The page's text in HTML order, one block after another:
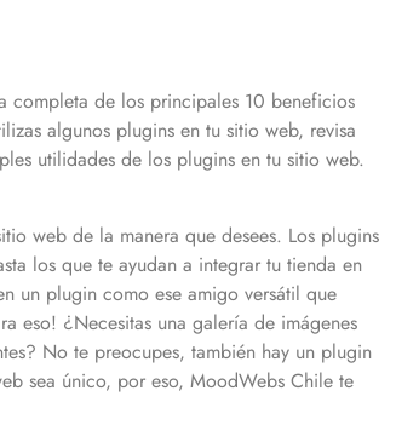
completa de los principales 10 beneficios
algunos plugins en tu sitio web, revisa
utilidades de los plugins en tu sitio web.
web de la manera que desees. Los plugins
los que te ayudan a integrar tu tienda en
un plugin como ese amigo versátil que
eso! ¿Necesitas una galería de imágenes
No te preocupes, también hay un plugin
sea único, por eso, MoodWebs Chile te